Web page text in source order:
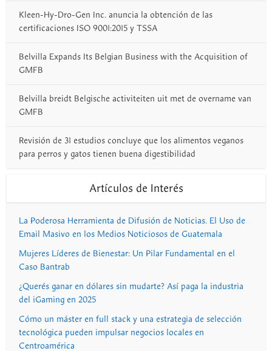
Kleen-Hy-Dro-Gen Inc. anuncia la obtención de las
certificaciones ISO 9001:2015 y TSSA
Belvilla Expands Its Belgian Business with the Acquisition of
GMFB
Belvilla breidt Belgische activiteiten uit met de overname van
GMFB
Revisión de 31 estudios concluye que los alimentos veganos
para perros y gatos tienen buena digestibilidad
Artículos de Interés
La Poderosa Herramienta de Difusión de Noticias. El Uso de
Email Masivo en los Medios Noticiosos de Guatemala
Mujeres Líderes de Bienestar: Un Pilar Fundamental en el
Caso Bantrab
¿Querés ganar en dólares sin mudarte? Así paga la industria
del iGaming en 2025
Cómo un máster en full stack y una estrategia de selección
tecnológica pueden impulsar negocios locales en
Centroamérica